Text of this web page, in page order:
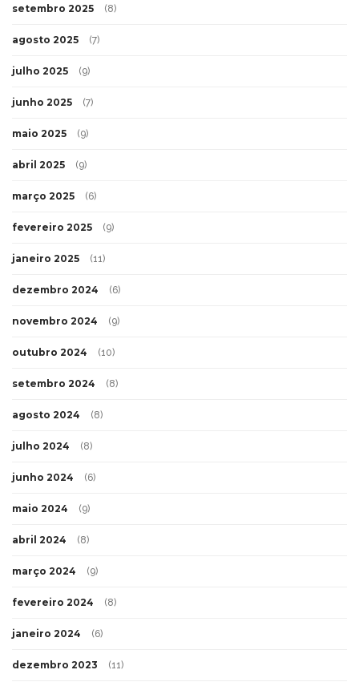
setembro 2025 (8)
agosto 2025 (7)
julho 2025 (9)
junho 2025 (7)
maio 2025 (9)
abril 2025 (9)
março 2025 (6)
fevereiro 2025 (9)
janeiro 2025 (11)
dezembro 2024 (6)
novembro 2024 (9)
outubro 2024 (10)
setembro 2024 (8)
agosto 2024 (8)
julho 2024 (8)
junho 2024 (6)
maio 2024 (9)
abril 2024 (8)
março 2024 (9)
fevereiro 2024 (8)
janeiro 2024 (6)
dezembro 2023 (11)